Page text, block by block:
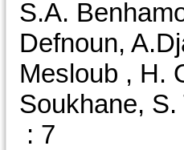
S.A.
Defnoun,
Mesloub , H.
Soukhane,
: 7